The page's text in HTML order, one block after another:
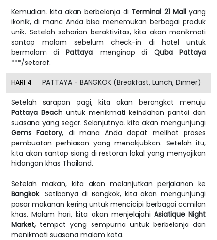
Kemudian, kita akan berbelanja di Terminal 21 Mall yang
ikonik, di mana Anda bisa menemukan berbagai produk
unik. Setelah seharian beraktivitas, kita akan menikmati
santap malam sebelum check-in di hotel untuk
bermalam di Pattaya, menginap di Quba Pattaya
***/setaraf.
HARI 4 PATTAYA - BANGKOK (Breakfast, Lunch, Dinner)
Setelah sarapan pagi, kita akan berangkat menuju
Pattaya Beach untuk menikmati keindahan pantai dan
suasana yang segar. Selanjutnya, kita akan mengunjungi
Gems Factory, di mana Anda dapat melihat proses
pembuatan perhiasan yang menakjubkan. Setelah itu,
kita akan santap siang di restoran lokal yang menyajikan
hidangan khas Thailand.
Setelah makan, kita akan melanjutkan perjalanan ke
Bangkok. Setibanya di Bangkok, kita akan mengunjungi
pasar makanan kering untuk mencicipi berbagai camilan
khas. Malam hari, kita akan menjelajahi Asiatique Night
Market, tempat yang sempurna untuk berbelanja dan
menikmati suasana malam kota.